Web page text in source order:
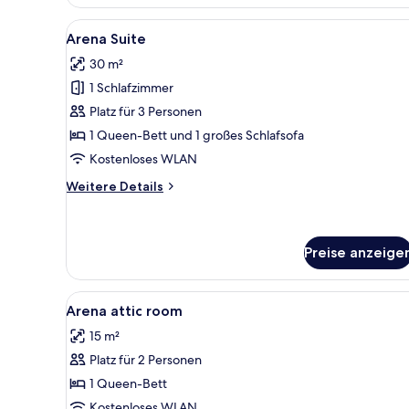
double
room
Alle
Fotos
für
Arena
Suite
anzeigen
Ein Schlafzimmer mit
8
Arena Suite
30 m²
1 Schlafzimmer
Platz für 3 Personen
1 Queen-Bett und 1 großes Schlafsofa
Kostenloses WLAN
Weitere Details
Weitere
Preise
Alle
Fotos
für
Arena
attic
Ein Schlafzimmer mit zwei
5
Arena attic room
15 m²
Platz für 2 Personen
1 Queen-Bett